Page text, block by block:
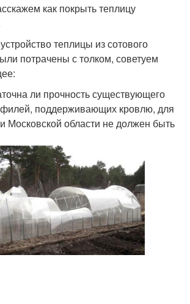
как покрыть теплицу
теплицы из сотового
потрачены с толком, советуем
ли прочность существующего
поддерживающих кровлю, для
Московской области не должен быть